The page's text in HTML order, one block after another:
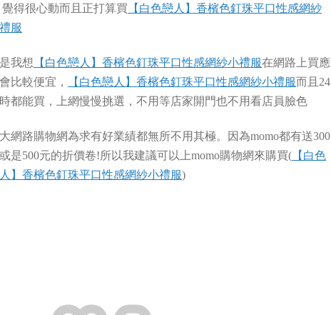
覺得很心動而且正打算買 【白色戀人】香檳色釘珠平口性感網紗
服
我想 【白色戀人】香檳色釘珠平口性感網紗小禮服在網路上買應
比較便宜，
【白色戀人】香檳色釘珠平口性感網紗小禮服而且24
都能買，上網慢慢挑選，不用等店家開門也不用看店員臉色
網路購物網為求有好業績都無所不用其極。因為momo都有送300
是500元的折價卷!所以我建議可以上momo購物網來購買( 【白色
】香檳色釘珠平口性感網紗小禮服)